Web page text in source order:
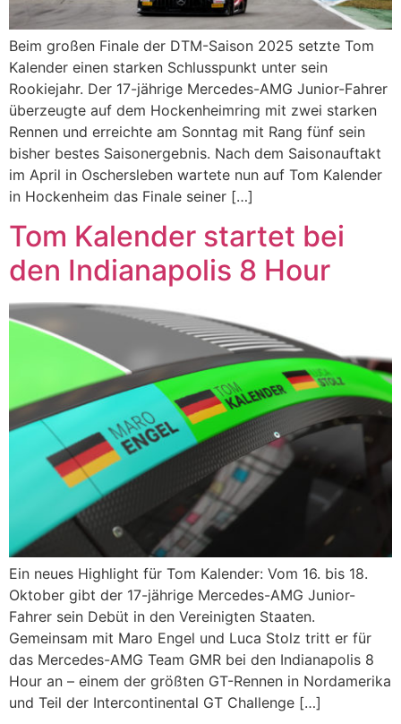
Beim großen Finale der DTM-Saison 2025 setzte Tom
Kalender einen starken Schlusspunkt unter sein
Rookiejahr. Der 17-jährige Mercedes-AMG Junior-Fahrer
überzeugte auf dem Hockenheimring mit zwei starken
Rennen und erreichte am Sonntag mit Rang fünf sein
bisher bestes Saisonergebnis. Nach dem Saisonauftakt
im April in Oschersleben wartete nun auf Tom Kalender
in Hockenheim das Finale seiner […]
Tom Kalender startet bei
den Indianapolis 8 Hour
Ein neues Highlight für Tom Kalender: Vom 16. bis 18.
Oktober gibt der 17-jährige Mercedes-AMG Junior-
Fahrer sein Debüt in den Vereinigten Staaten.
Gemeinsam mit Maro Engel und Luca Stolz tritt er für
das Mercedes-AMG Team GMR bei den Indianapolis 8
Hour an – einem der größten GT-Rennen in Nordamerika
und Teil der Intercontinental GT Challenge […]